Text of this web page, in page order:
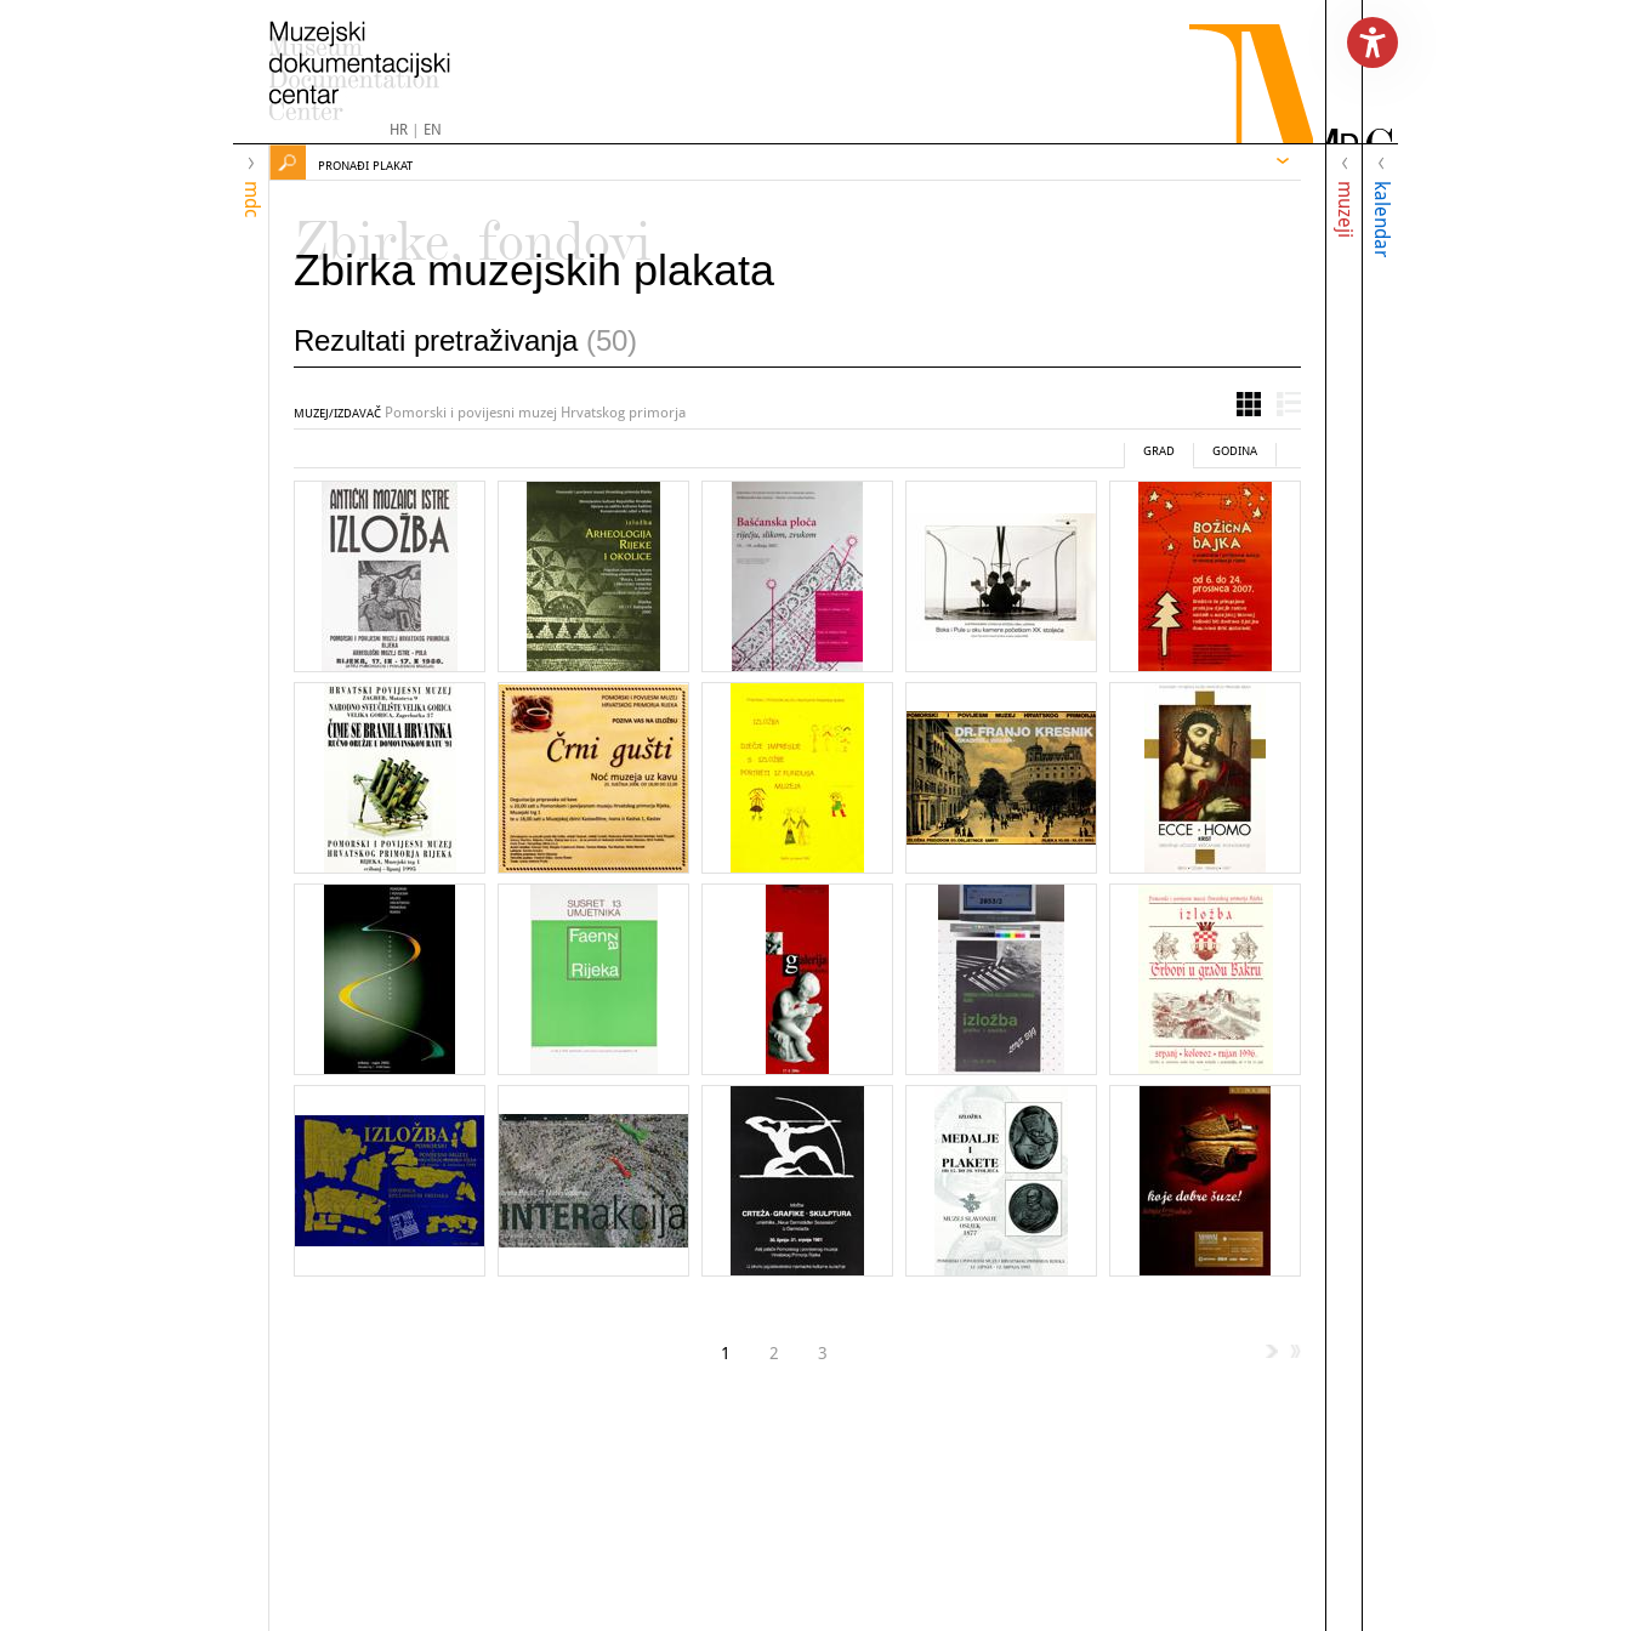
HR| EN
mdc muzeji kalendar
PRONAĐI PLAKAT
Zbirke, fondovi
Zbirka muzejskih plakata
Rezultati pretraživanja (50)
MUZEJ/IZDAVAČ Pomorski i povijesni muzej Hrvatskog primorja
GRAD GODINA
1 2 3